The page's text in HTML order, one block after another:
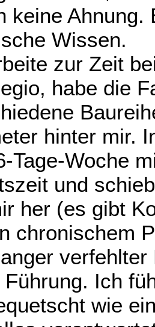
keine
Wissen.
zur Zeit
habe die
hinter mir.
Tage-Woche
und
her (es gibt
chronischem
Führung. Ich
wie